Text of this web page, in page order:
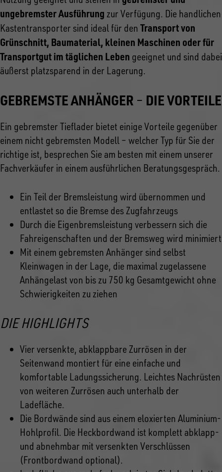
ungebremster Ausführung zur Verfügung. Die handlichen
Kastentransporter sind ideal für den Transport von
Grünschnitt, Baumaterial, kleinen Maschinen oder für
Transportgut im täglichen Leben geeignet und sind dabei
äußerst platzsparend in der Lagerung.
GEBREMSTE ANHÄNGER – DIE VORTEILE
Ein gebremster Tieflader bietet einige Vorteile gegenüber
einem nicht gebremsten Modell – welcher Typ für Sie der
richtige ist, besprechen Sie am besten mit einem unserer
Fachverkäufer in einem ausführlichen Beratungsgespräch.
Ein Teil der Bremsleistung wird übernommen und
entlastet so die Bremse des Zugfahrzeugs
Durch die Eigenbremsleistung verbessern sich die
Fahreigenschaften und der Bremsweg wird minimiert
Mit einem gebremsten Anhänger sind selbst
Kleinwagen in der Lage, die maximal zugelassene
Anhängelast von bis zu 750 kg Gesamtgewicht ohne
Schwierigkeiten zu ziehen
DIE HIGHLIGHTS
Vier versenkte, abklappbare Zurrösen in der
Seitenwand montiert für eine einfache und
komfortable Ladungssicherung. Leichtes Nachrüsten
von weiteren Zurrösen auch unterhalb der
Ladefläche.
Die Bordwände sind aus einem eloxierten Aluminium-
Hohlprofil. Die Heckbordwand ist komplett abklapp-
und abnehmbar mit versenkten Verschlüssen
(Frontbordwand optional).